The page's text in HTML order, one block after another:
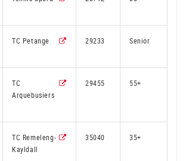
TC Petange 29233 Senior
TC
Arquebusiers
29455 55+
TC Remeleng-
Kayldall
35040 35+